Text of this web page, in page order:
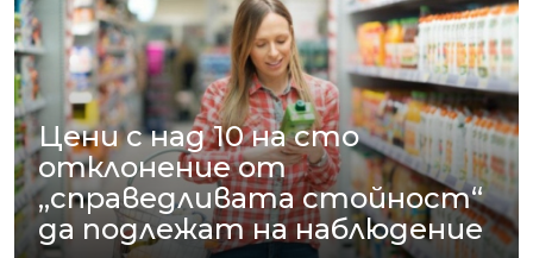
Цени с над 10 на сто
отклонение от
„справедливата стойност“
да подлежат на наблюдение